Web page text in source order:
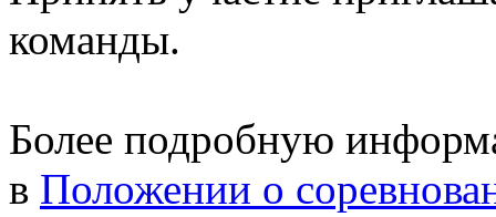
команды.
Более подробную
в Положении о